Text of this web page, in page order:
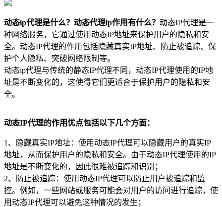
动态ip代理是什么？动态代理ip作用有什么？ 动态IP代理是一
种网络服务，它通过使用动态IP地址来保护用户的隐私和安
全。动态IP代理的作用包括隐藏真实IP地址、防止被追踪、保
护个人隐私、突破网络限制等。
动态ip代理与传统的静态IP代理不同，动态IP代理使用的IP地
址是不断变化的，这使得它们更适合于保护用户的隐私和安
全。
动态IP代理的作用优点包括以下几个方面：
1、隐藏真实IP地址：使用动态IP代理可以隐藏用户的真实IP
地址，从而保护用户的隐私和安全。由于动态IP代理使用的IP
地址是不断变化的，因此很难被追踪和识别；
2、防止被追踪：使用动态IP代理可以防止用户被追踪和监
控。例如，一些网站或服务可能会对用户的访问进行追踪，使
用动态IP代理可以避免这种情况的发生；